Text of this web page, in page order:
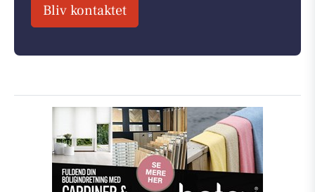
Bliv kontaktet